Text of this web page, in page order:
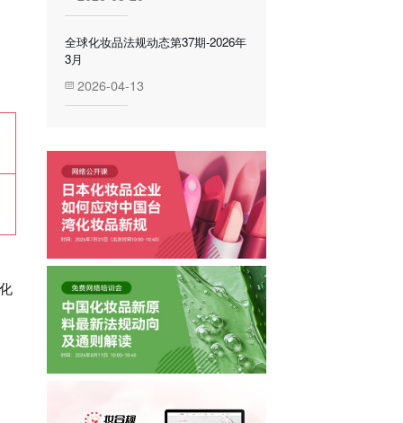
全球化妆品法规动态第37期-2026年
3月
2026-04-13